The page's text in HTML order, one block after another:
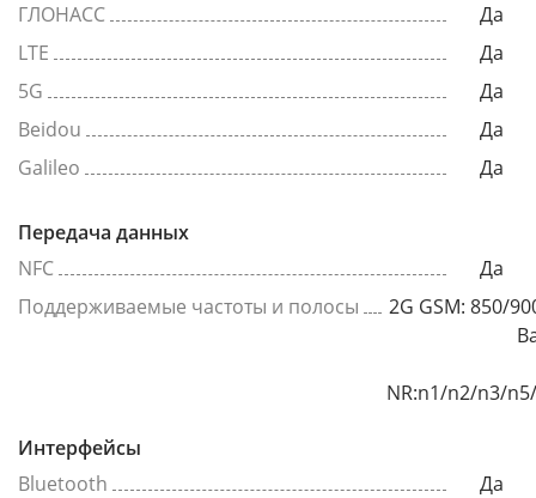
ГЛОНАСС
Да
LTE
Да
5G
Да
Beidou
Да
Galileo
Да
Передача данных
NFC
Да
Поддерживаемые частоты и полосы
2G GSM: 850/
NR:n1/n2/n3/
Интерфейсы
Bluetooth
Да